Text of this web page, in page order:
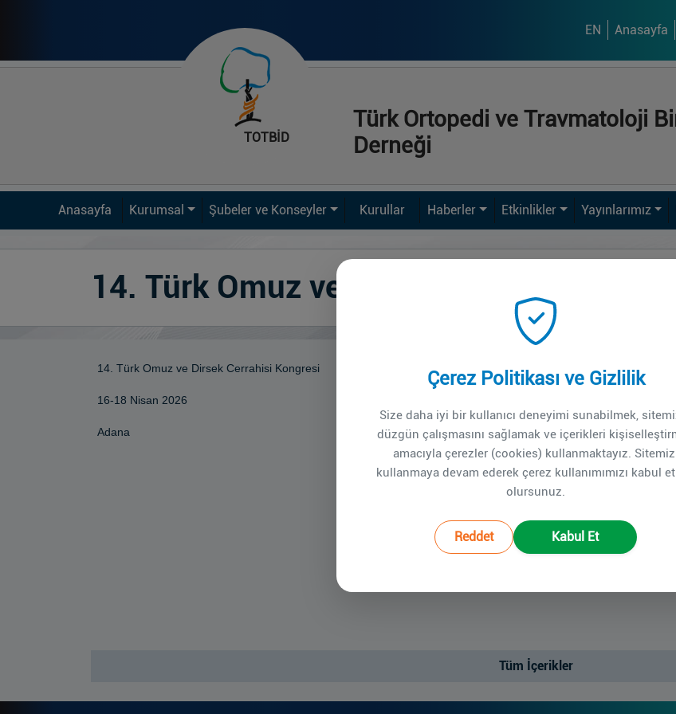
EN Anasayfa
TOTBİD
Türk Ortopedi ve Travmatoloji
Derneği
Anasayfa Kurumsal Şubeler ve Konseyler Kurullar Haberler Etkinlikler Yayınlarımız
14. Türk Omuz ve Dirsek Cerrahisi
14. Türk Omuz ve Dirsek Cerrahisi Kongresi
16-18 Nisan 2026
Adana
Tüm İçerikler
Çerez Politikası ve Gizlilik
Size daha iyi bir kullanıcı deneyimi sunabilmek,
düzgün çalışmasını sağlamak ve içerikleri
amacıyla çerezler (cookies) kullanmaktayız.
kullanmaya devam ederek çerez kullanımımızı kabul
olursunuz.
Reddet Kabul Et